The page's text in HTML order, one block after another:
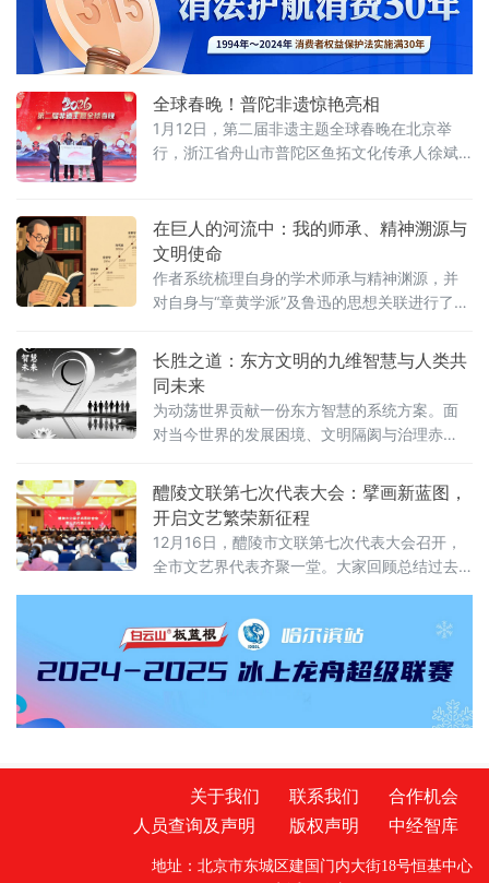
仅是陈列于思想博物馆的标本，还是依然流淌
在我们血脉深处、等待被重新认领的活水？老
子所说的“道”，先天地生，独立不改，周行不
全球春晚！普陀非遗惊艳亮相
1月12日，第二届非遗主题全球春晚在北京举
行，浙江省舟山市普陀区鱼拓文化传承人徐斌
祥的真鲷鱼拓作品赠予晚会组委会。
在巨人的河流中：我的师承、精神溯源与
文明使命
作者系统梳理自身的学术师承与精神渊源，并
对自身与“章黄学派”及鲁迅的思想关联进行了清
植元而至己身的师承谱系，视之为一份宝贵的
文化托付。同时，他审慎区分了严格的学派传
承与广义的精神继承，表明自己虽深受章太炎
一脉精神滋养，但思考领域与方法范式有别于
章黄学派的核心小学传统，故不以狭义“学统传
驱，强
长胜之道：东方文明的九维智慧与人类共
同未来
为动荡世界贡献一份东方智慧的系统方案。面
对当今世界的发展困境、文明隔阂与治理赤
建了以儒、释、道为心性根基，以兵、法、墨
为实践方略，以纵横、易、玄为思维维度的“九
维长胜智慧体系”。该体系并非孤立学派的集
合，而是一个价值引领、实践操作与认知驱动
三层循环、有机统一的动态系统。文章深入剖
醴陵文联第七次代表大会：擘画新蓝图，
开启文艺繁荣新征程
12月16日，醴陵市文联第七次代表大会召开，
全市文艺界代表齐聚一堂。大家回顾总结过去
一届委员会主席、副主席。株洲市人大常委会
党组成员、醴陵市委书记王利波出席并讲话，
醴陵市市委副书记、提名为市人民政府市长候
选人蒋长富主持，市人大常委会主任贺小玲出
席。湖南省文联二级巡视员谢子元、株洲市文
联党组书记刘文星到会指导。现场，首先由妇
关于我们 联系我们
合作机会
人员查询及声明
版权声明 中经智库
地址：北京市东城区建国门内大街18号恒基中心